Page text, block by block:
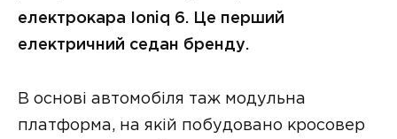
електрокара Ioniq 6. Це перший
електричний седан бренду.
В основі автомобіля таж модульна
платформа, на якій побудовано кросовер